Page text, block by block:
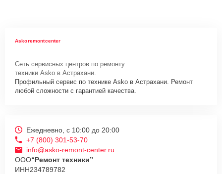
Askoremontcenter
Сеть сервисных центров по ремонту
техники Asko в Астрахани.
Профильный сервис по технике Asko в Астрахани. Ремонт
любой сложности с гарантией качества.
Ежедневно, с 10:00 до 20:00
+7 (800) 301-53-70
info@asko-remont-center.ru
ООО“Ремонт техники”
ИНН234789782